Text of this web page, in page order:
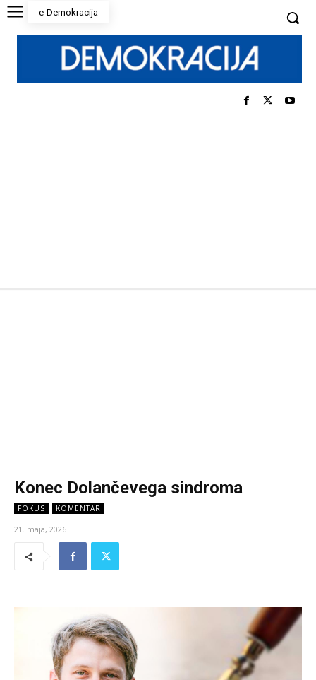
e-Demokracija
Konec Dolančevega sindroma
FOKUS KOMENTAR
21. maja, 2026